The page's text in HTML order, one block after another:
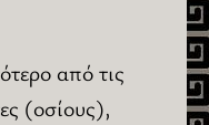
από τις
(οσίους),